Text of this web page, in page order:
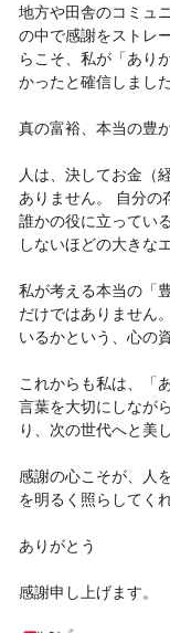
地方や田舎のコミュ
の中で感謝をストレ
らこそ、私が「あり
かったと確信しました
真の富裕、本当の豊
人は、決してお金（
ありません。 自分の
誰かの役に立ってい
しないほどの大きな
私が考える本当の「
だけではありません
いるかという、心の
これからも私は、「
言葉を大切にしなが
り、次の世代へと美
感謝の心こそが、人
を明るく照らしてく
ありがとう
感謝申し上げます。